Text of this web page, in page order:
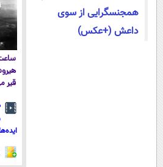
همجنسگرایی از سوی
داعش (+عکس)
قیر